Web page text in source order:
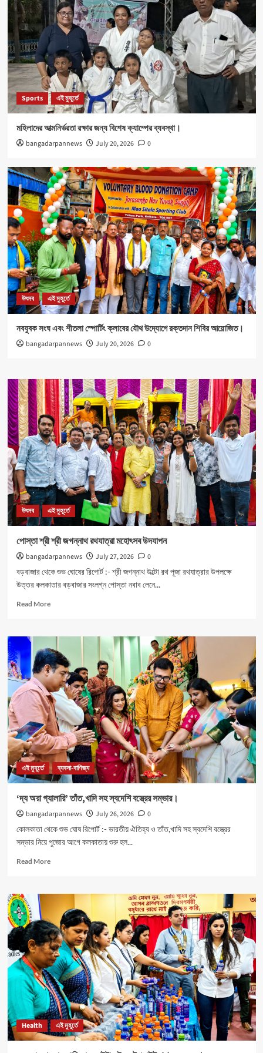
Sports এই মুহূর্তে
মহিলাদের আত্মনির্ভরতা রক্ষার জন্য বিশেষ ক্যাম্পের ব্যবস্থা।
bangadarpannews July 20, 2026 0
উৎসব এই মুহূর্তে
নবযুবক সংঘ এবং শীতলা স্পোর্টিং ক্লাবের যৌথ উদ্যোগে রক্তদান শিবির আয়োজিত।
bangadarpannews July 20, 2026 0
উৎসব এই মুহূর্তে
পোস্তা শ্রী শ্রী জগন্নাথ রথযাত্রা মহোৎসব উদযাপন
bangadarpannews July 27, 2026
0
বড়বাজার থেকে শুভ ঘোষের রিপোর্ট :- শ্রী জগন্নাথ উল্টো রথ পূজা রথযাত্রার উপলক্ষে
উত্তর কলকাতার বড়বাজার সংলগ্ন পোস্তা নবাব লেনে...
Read MoreRead
পোস্তা
শ্রী
শ্রী
জগন্নাথ
রথযাত্রা
মহোৎসব
উদযাপন
এই মুহূর্তে ব্যবসা-বাণিজ্য
‘দ্য অরা গ্যালারি’ তাঁত,খাদি সহ স্বদেশি বস্ত্রের সম্ভার।
bangadarpannews July 26, 2026
0
কোলকাতা থেকে শুভ ঘোষ রিপোর্ট :- ভারতীয় ঐতিহ্য ও তাঁত,খাদি সহ স্বদেশি বস্ত্রের
সম্ভার নিয়ে পুজোর আগে কলকাতায় শুরু হল...
Read MoreRead
‘দ্য
গ্যালারি’
তাঁত,খাদি
সহ
স্বদেশি
বস্ত্রের
সম্ভার।
Health এই মুহূর্তে